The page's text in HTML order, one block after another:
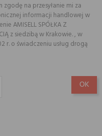
na przesyłanie mi za
informacji handlowej w
AMISELL SPÓŁKA Z
z siedzibą w Krakowie. , w
r. o świadczeniu usług drogą